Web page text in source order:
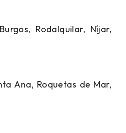
Rodalquilar, Níjar,
Ana, Roquetas de Mar,